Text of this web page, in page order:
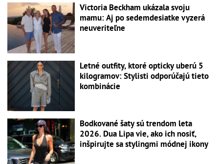
Victoria Beckham ukázala svoju
mamu: Aj po sedemdesiatke vyzerá
neuveriteľne
Letné outfity, ktoré opticky uberú 5
kilogramov: Stylisti odporúčajú tieto
kombinácie
Bodkované šaty sú trendom leta
2026. Dua Lipa vie, ako ich nosiť,
inšpirujte sa stylingmi módnej ikony